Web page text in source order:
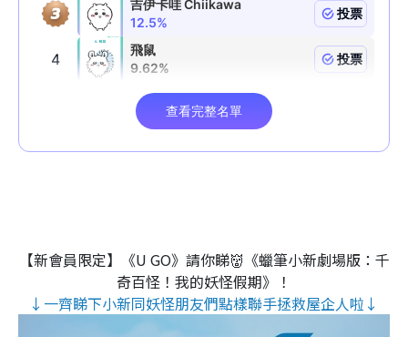
【新會員限定】《U GO》請你睇👹《蠟筆小新劇場版：千
奇百怪！我的妖怪假期》！
↓一齊睇下小新同妖怪朋友們點樣聯手拯救屋企人啦↓